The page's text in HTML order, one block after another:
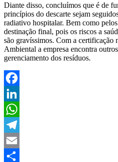
Diante disso, concluímos que é de
princípios do descarte sejam
radiativo hospitalar. Bem como
destinação final, pois os riscos a
são gravíssimos. Com a certificação
Ambiental a empresa encontra
gerenciamento dos resíduos.
Facebook
LinkedIn
WhatsApp
Telegram
Email